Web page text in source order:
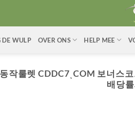
DE WULP OVER ONS HELP MEE
동작룰렛 CDDC7ͺCOM 보너스
배당